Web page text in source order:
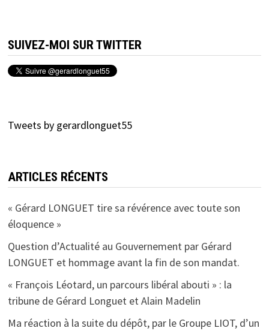
SUIVEZ-MOI SUR TWITTER
Tweets by gerardlonguet55
ARTICLES RÉCENTS
« Gérard LONGUET tire sa révérence avec toute son
éloquence »
Question d’Actualité au Gouvernement par Gérard
LONGUET et hommage avant la fin de son mandat.
« François Léotard, un parcours libéral abouti » : la
tribune de Gérard Longuet et Alain Madelin
Ma réaction à la suite du dépôt, par le Groupe LIOT, d’un